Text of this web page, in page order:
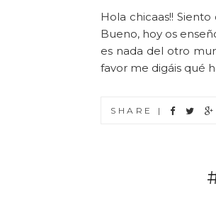
Hola chicaas!!
Bueno, hoy os
es nada del otro
favor me digáis qué
SHARE |